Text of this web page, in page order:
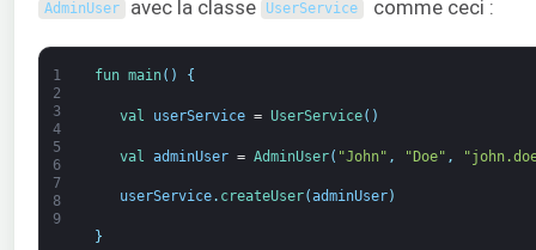
AdminUser avec la classe UserService comme ceci :
1
2
3
4
5
6
7
8
9
fun main( ) {
val userService = UserService( )
val adminUser = AdminUser( "John" , "Doe" ,
userService. createUser(adminUser)
}